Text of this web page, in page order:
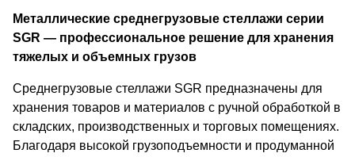
Металлические среднегрузовые стеллажи серии
SGR — профессиональное решение для хранения
тяжелых и объемных грузов
Среднегрузовые стеллажи SGR предназначены для
хранения товаров и материалов с ручной обработкой в
складских, производственных и торговых помещениях.
Благодаря высокой грузоподъемности и продуманной